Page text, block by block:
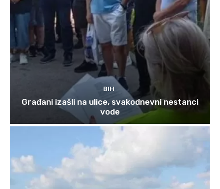
BIH
Građani izašli na ulice, svakodnevni nestanci
vode